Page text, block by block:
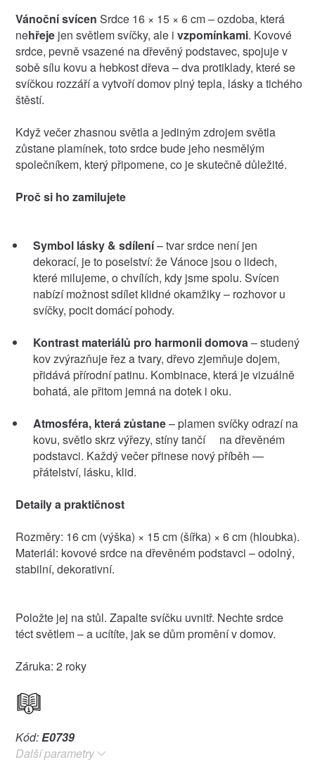
Vánoční svícen Srdce 16 × 15 × 6 cm – ozdoba, která
nehřejejen světlem svíčky, ale i vzpomínkami. Kovové
srdce, pevně vsazené na dřevěný podstavec, spojuje v
sobě sílu kovu a hebkost dřeva – dva protiklady, které se
svíčkou rozzáří a vytvoří domov plný tepla, lásky a tichého
štěstí.
Když večer zhasnou světla a jediným zdrojem světla
zůstane plamínek, toto srdce bude jeho nesmělým
společníkem, který připomene, co je skutečně důležité.
Proč si ho zamilujete
Symbol lásky & sdílení– tvar srdce není jen
dekorací, je to poselství: že Vánoce jsou o lidech,
které milujeme, o chvílích, kdy jsme spolu. Svícen
nabízí možnost sdílet klidné okamžiky – rozhovor u
svíčky, pocit domácí pohody.
Kontrast materiálů pro harmonii domova– studený
kov zvýrazňuje řez a tvary, dřevo zjemňuje dojem,
přidává přírodní patinu. Kombinace, která je vizuálně
bohatá, ale přitom jemná na dotek i oku.
Atmosféra, která zůstane– plamen svíčky odrazí na
kovu, světlo skrz výřezy, stíny tančí na dřevěném
podstavci. Každý večer přinese nový příběh —
přátelství, lásku, klid.
Detaily a praktičnost
Rozměry: 16 cm (výška) × 15 cm (šířka) × 6 cm (hloubka).
Materiál: kovové srdce na dřevěném podstavci – odolný,
stabilní, dekorativní.
Položte jej na stůl. Zapalte svíčku uvnitř. Nechte srdce
téct světlem – a ucítíte, jak se dům promění v domov.
Záruka: 2 roky
Kód:E0739
Další parametry